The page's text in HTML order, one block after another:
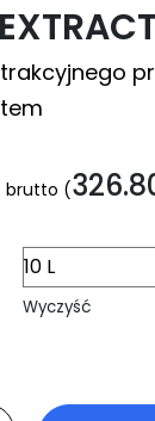
brutto (
Wyczyść